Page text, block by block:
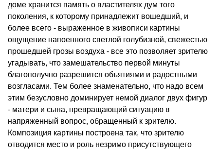
доме хранится память о властителях дум того
поколения, к которому принадлежит вошедший, и
более всего - выраженное в живописи картины
ощущение напоенного светлой голубизной, свежестью
прошедшей грозы воздуха - все это позволяет зрителю
угадывать, что замешательство первой минуты
благополучно разрешится объятиями и радостными
возгласами. Тем более знаменательно, что надо всем
этим безусловно доминирует немой диалог двух фигур
- матери и сына, превращающий ситуацию в
напряженный вопрос, обращенный к зрителю.
Композиция картины построена так, что зрителю
отводится место и роль незримо присутствующего